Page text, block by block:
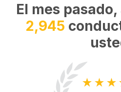
El mes
7,525
★ ★ ★